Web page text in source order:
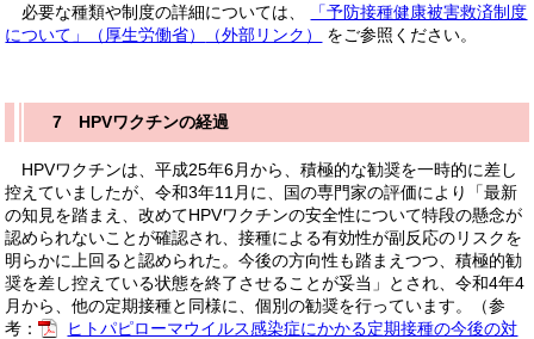
必要な種類や制度の詳細については、
「予防接種健康被害救済制度
について」（厚生労働省）
（外部リンク） をご参照ください。
7 HPVワクチンの経過
HPVワクチンは、平成25年6月から、積極的な勧奨を一時的に差し
控えていましたが、令和3年11月に、国の専門家の評価により「最新
の知見を踏まえ、改めてHPVワクチンの安全性について特段の懸念が
認められないことが確認され、接種による有効性が副反応のリスクを
明らかに上回ると認められた。今後の方向性も踏まえつつ、積極的勧
奨を差し控えている状態を終了させることが妥当」とされ、令和4年4
月から、他の定期接種と同様に、個別の勧奨を行っています。（参
考：
ヒトパピローマウイルス感染症にかかる定期接種の今後の対